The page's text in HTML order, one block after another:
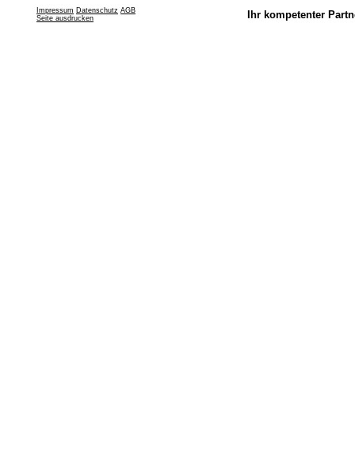
Impressum Datenschutz AGB
Seite ausdrucken
Ihr kompetenter